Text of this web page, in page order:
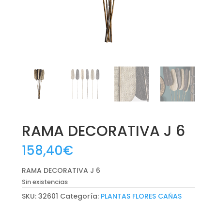
RAMA DECORATIVA J 6
158,40€
RAMA DECORATIVA J 6
Sin existencias
SKU: 32601 Categoría: PLANTAS FLORES CAÑAS